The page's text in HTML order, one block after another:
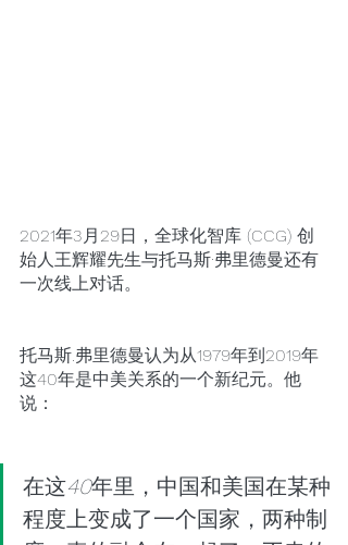
2021年3月29日，全球化智库 (CCG) 创
始人王辉耀先生与托马斯·弗里德曼还有
一次线上对话。
托马斯.弗里德曼认为从1979年到2019年
这40年是中美关系的一个新纪元。他
说：
在这40年里，中国和美国在某种
程度上变成了一个国家，两种制